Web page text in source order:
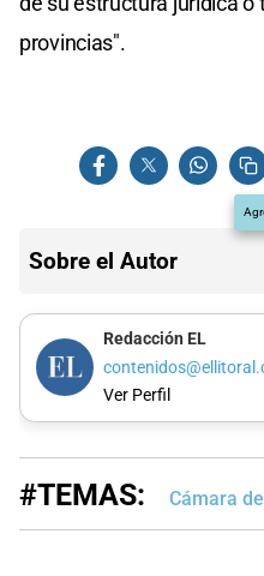
provincias".
Sobre el Autor
Redacción EL
Ver Perfil
#TEMAS: Cámara